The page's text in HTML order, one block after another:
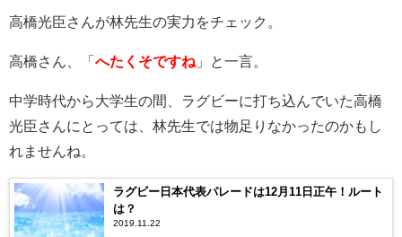
高橋光臣さんが林先生の実力をチェック。
高橋さん、「 へたくそですね 」と一言。
中学時代から大学生の間、ラグビーに打ち込んでいた高橋
光臣さんにとっては、林先生では物足りなかったのかもし
れませんね。
ラグビー日本代表パレードは12月11日正午！ルート
は？
2019.11.22